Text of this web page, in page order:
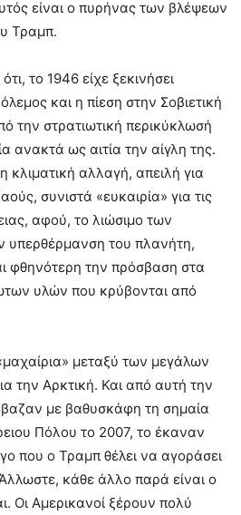
είναι ο πυρήνας των βλέψεων
Τραμπ.
το 1946 είχε ξεκινήσει
και η πίεση στην Σοβιετική
την στρατιωτική περικύκλωσή
ανακτά ως αιτία την αίγλη της.
κλιματική αλλαγή, απειλή για
συνιστά «ευκαιρία» για τις
αφού, το λιώσιμο των
υπερθέρμανση του πλανήτη,
φθηνότερη την πρόσβαση στα
υλών που κρύβονται από
μεταξύ των μεγάλων
την Αρκτική. Και από αυτή την
με βαθυσκάφη τη σημαία
Πόλου το 2007, το έκαναν
που ο Τραμπ θέλει να αγοράσει
κάθε άλλο παρά είναι ο
Οι Αμερικανοί ξέρουν πολύ